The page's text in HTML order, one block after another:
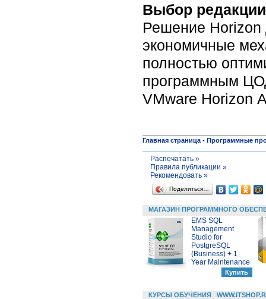
Выбор редакции
Решение Horizon
экономичные
полностью
программным
VMware Horizon
Главная страница - Программные
Распечатать »
Правила публикации »
Рекомендовать »
Поделиться…
МАГАЗИН ПРОГРАММНОГО
EMS SQL
Management
Studio for
PostgreSQL
(Business) + 1
Year Maintenance
КУРСЫ ОБУЧЕНИЯ